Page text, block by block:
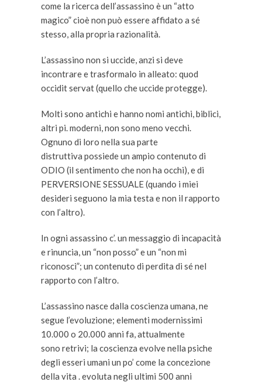
come la ricerca dell’assassino è un “atto
magico” cioè non può essere affidato a sé
stesso, alla propria razionalità.
L’assassino non si uccide, anzi si deve
incontrare e trasformalo in alleato: quod
occidit servat (quello che uccide protegge).
Molti sono antichi e hanno nomi antichi, biblici,
altri pi. moderni, non sono meno vecchi.
Ognuno di loro nella sua parte
distruttiva possiede un ampio contenuto di
ODIO (il sentimento che non ha occhi), e di
PERVERSIONE SESSUALE (quando i miei
desideri seguono la mia testa e non il rapporto
con l’altro).
In ogni assassino c’. un messaggio di incapacità
e rinuncia, un “non posso” e un “non mi
riconosci”; un contenuto di perdita di sé nel
rapporto con l’altro.
L’assassino nasce dalla coscienza umana, ne
segue l’evoluzione; elementi modernissimi
10.000 o 20.000 anni fa, attualmente
sono retrivi; la coscienza evolve nella psiche
degli esseri umani un po’ come la concezione
della vita . evoluta negli ultimi 500 anni